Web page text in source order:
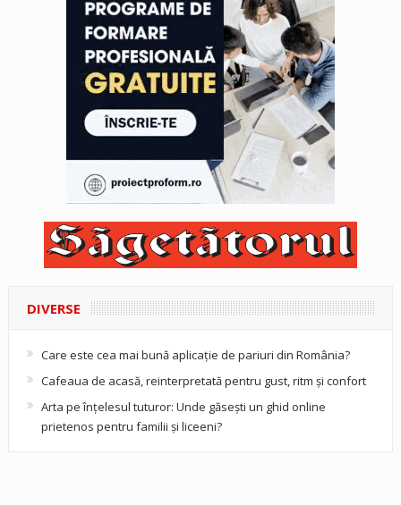
DIVERSE
Care este cea mai bună aplicație de pariuri din România?
Cafeaua de acasă, reinterpretată pentru gust, ritm și confort
Arta pe înțelesul tuturor: Unde găsești un ghid online
prietenos pentru familii și liceeni?